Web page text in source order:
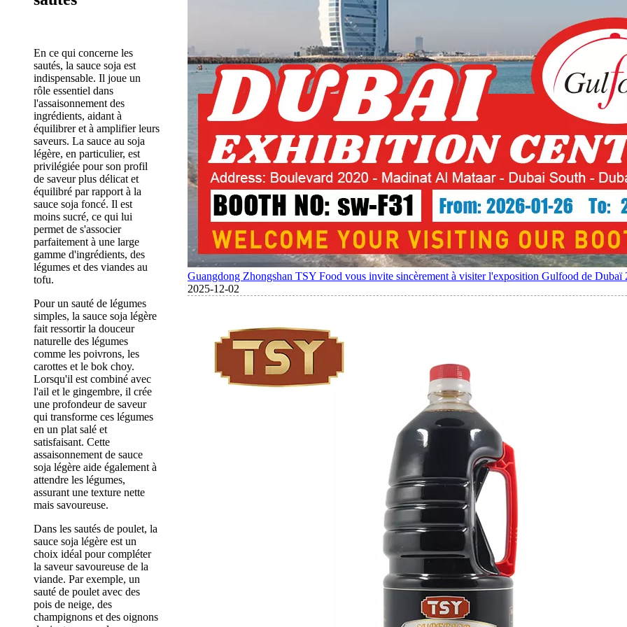
En ce qui concerne les
sautés, la sauce soja est
indispensable. Il joue un
rôle essentiel dans
l'assaisonnement des
ingrédients, aidant à
équilibrer et à amplifier leurs
saveurs. La sauce au soja
légère, en particulier, est
privilégiée pour son profil
de saveur plus délicat et
équilibré par rapport à la
sauce soja foncé. Il est
moins sucré, ce qui lui
permet de s'associer
parfaitement à une large
gamme d'ingrédients, des
légumes et des viandes au
tofu.
Pour un sauté de légumes
simples, la sauce soja légère
fait ressortir la douceur
naturelle des légumes
comme les poivrons, les
carottes et le bok choy.
Lorsqu'il est combiné avec
l'ail et le gingembre, il crée
une profondeur de saveur
qui transforme ces légumes
en un plat salé et
satisfaisant. Cette
assaisonnement de sauce
soja légère aide également à
attendre les légumes,
assurant une texture nette
mais savoureuse.
Dans les sautés de poulet, la
sauce soja légère est un
choix idéal pour compléter
la saveur savoureuse de la
viande. Par exemple, un
sauté de poulet avec des
pois de neige, des
champignons et des oignons
Guangdong Zhongshan TSY Food vous invite sincèrement à visiter l'exposition Gulfood de Dubaï
2025-12-02